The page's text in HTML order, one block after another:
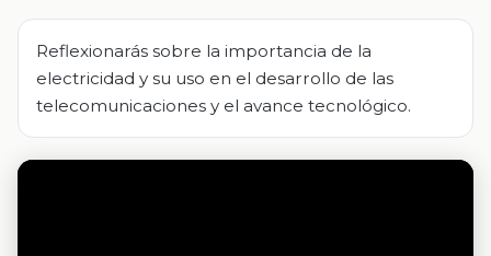
Reflexionarás sobre la importancia de la
electricidad y su uso en el desarrollo de las
telecomunicaciones y el avance tecnológico.